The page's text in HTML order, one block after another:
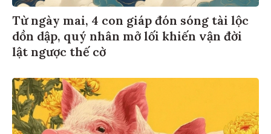
Từ ngày mai, 4 con giáp đón sóng tài lộc
dồn dập, quý nhân mở lối khiến vận đời
lật ngược thế cờ